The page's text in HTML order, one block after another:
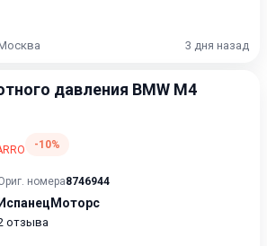
3 дня назад
давления BMW M4
-10%
номера8746944
ИспанецМоторс
отзыва